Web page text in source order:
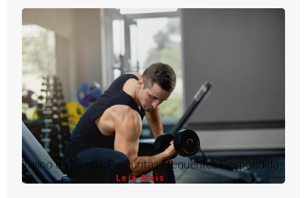
Treino de Bíceps: Perguntas Frequentes Respondidas
Leia Mais